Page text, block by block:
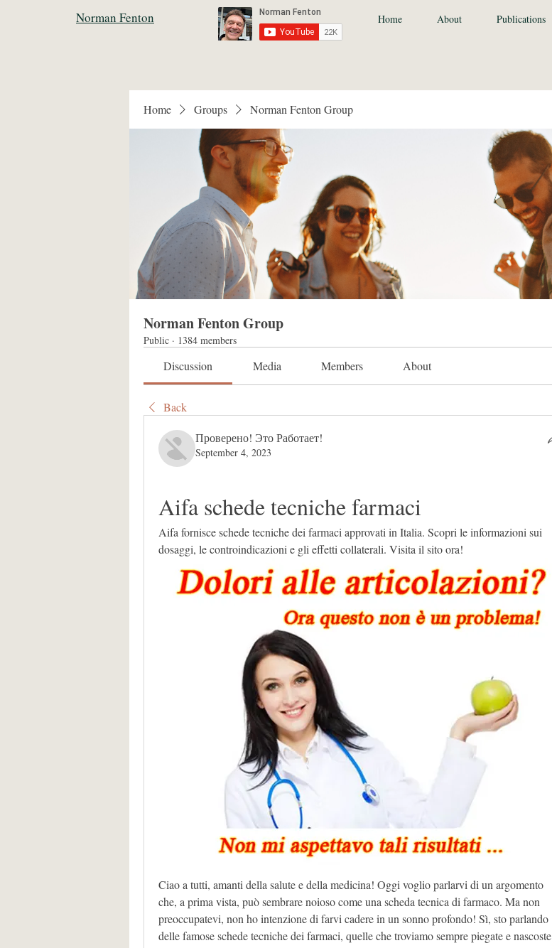
Norman Fenton Home About Publications
Home Groups Norman Fenton Group
Norman Fenton Group
Public · 1384 members
Discussion Media Members About
Back
Проверено! Это Работает!
September 4, 2023
Aifa schede tecniche farmaci
Aifa fornisce schede tecniche dei farmaci approvati in Italia. Scopri le informazioni sui
dosaggi, le controindicazioni e gli effetti collaterali. Visita il sito ora!
Ciao a tutti, amanti della salute e della medicina! Oggi voglio parlarvi di un argomento
che, a prima vista, può sembrare noioso come una scheda tecnica di farmaco. Ma non
preoccupatevi, non ho intenzione di farvi cadere in un sonno profondo! Sì, sto parlando
delle famose schede tecniche dei farmaci, quelle che troviamo sempre piegate e nascoste